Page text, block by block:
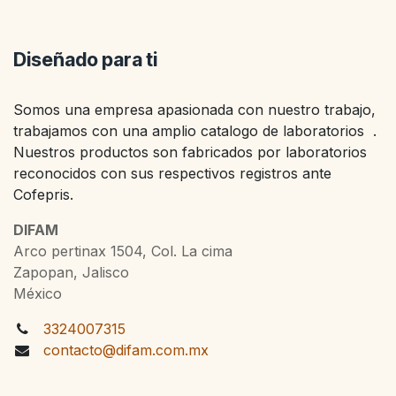
Diseñado para ti
Somos una empresa apasionada con nuestro trabajo,
trabajamos con una amplio catalogo de laboratorios .
Nuestros productos son fabricados por laboratorios
reconocidos con sus respectivos registros ante
Cofepris.
DIFAM
Arco pertinax 1504, Col. La cima
Zapopan, Jalisco
México
3324007315
contacto@difam.com.mx